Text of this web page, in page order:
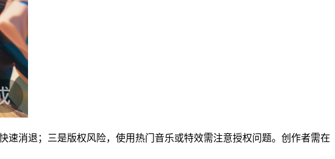
消退；三是版权风险，使用热门音乐或特效需注意授权问题。创作者需在